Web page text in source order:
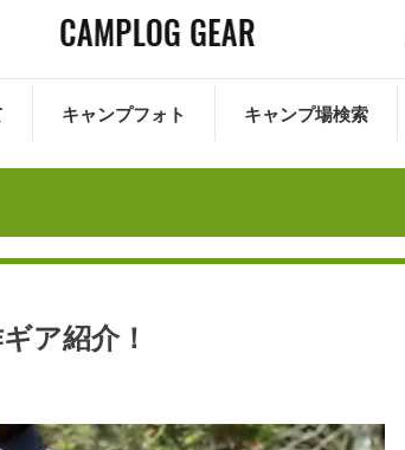
キャンプフォト キャンプ場検索
ア紹介！